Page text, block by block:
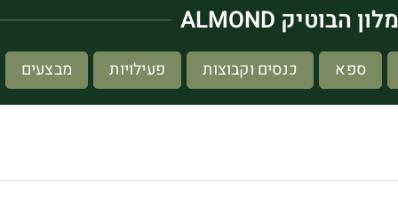
מלון הבוטיק ALMOND
ספא כנסים וקבוצות פעילויות מבצעים